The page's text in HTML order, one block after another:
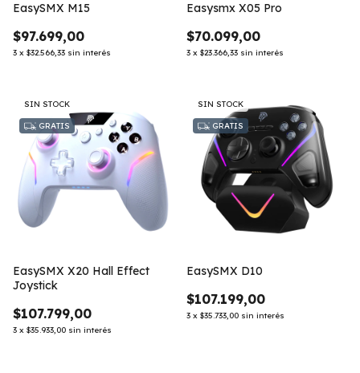
EasySMX M15
$97.699,00
3 x $32.566,33 sin interés
Easysmx X05 Pro
$70.099,00
3 x $23.366,33 sin interés
SIN STOCK
GRATIS
EasySMX X20 Hall Effect
Joystick
$107.799,00
3 x $35.933,00 sin interés
SIN STOCK
GRATIS
EasySMX D10
$107.199,00
3 x $35.733,00 sin interés